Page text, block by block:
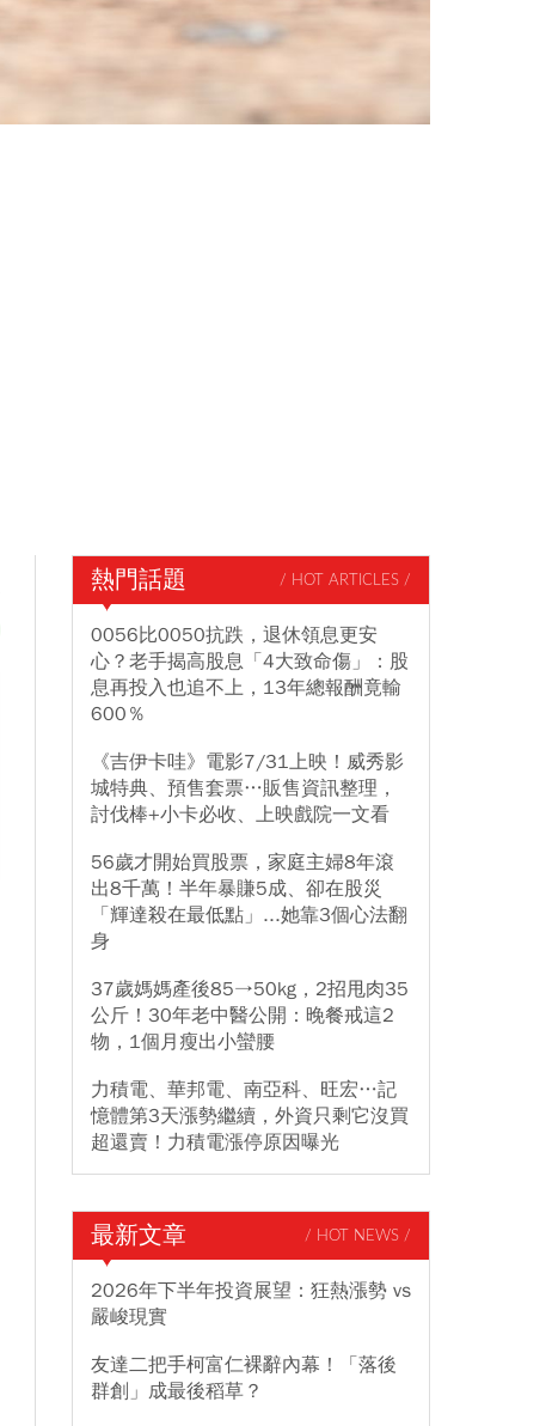
熱門話題 / HOT ARTICLES /
0056比0050抗跌，退休領息更安
心？老手揭高股息「4大致命傷」：股
息再投入也追不上，13年總報酬竟輸
600％
《吉伊卡哇》電影7/31上映！威秀影
城特典、預售套票…販售資訊整理，
討伐棒+小卡必收、上映戲院一文看
56歲才開始買股票，家庭主婦8年滾
出8千萬！半年暴賺5成、卻在股災
「輝達殺在最低點」...她靠3個心法翻
身
37歲媽媽產後85→50kg，2招甩肉35
公斤！30年老中醫公開：晚餐戒這2
物，1個月瘦出小蠻腰
力積電、華邦電、南亞科、旺宏…記
憶體第3天漲勢繼續，外資只剩它沒買
超還賣！力積電漲停原因曝光
最新文章 / HOT NEWS /
2026年下半年投資展望：狂熱漲勢 vs
嚴峻現實
友達二把手柯富仁裸辭內幕！「落後
群創」成最後稻草？